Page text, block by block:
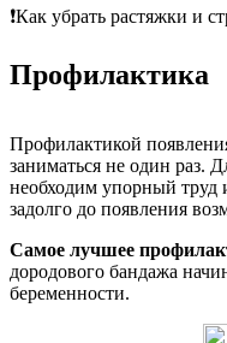
❗️Как убрать растяжки и
Профилактика
Профилактикой
заниматься не один раз.
необходим упорный труд
задолго до появления
Самое лучшее
дородового бандажа
беременности.